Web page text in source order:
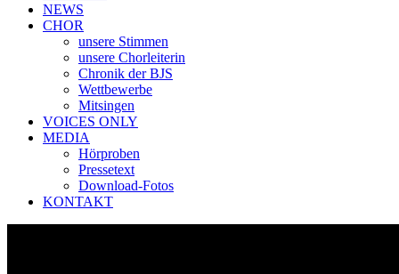
NEWS
CHOR
unsere Stimmen
unsere Chorleiterin
Chronik der BJS
Wettbewerbe
Mitsingen
VOICES ONLY
MEDIA
Hörproben
Pressetext
Download-Fotos
KONTAKT